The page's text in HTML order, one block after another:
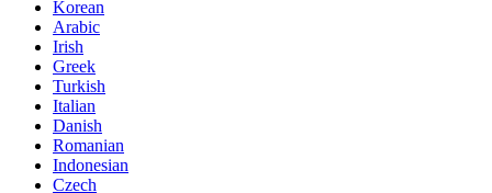
Korean
Arabic
Irish
Greek
Turkish
Italian
Danish
Romanian
Indonesian
Czech